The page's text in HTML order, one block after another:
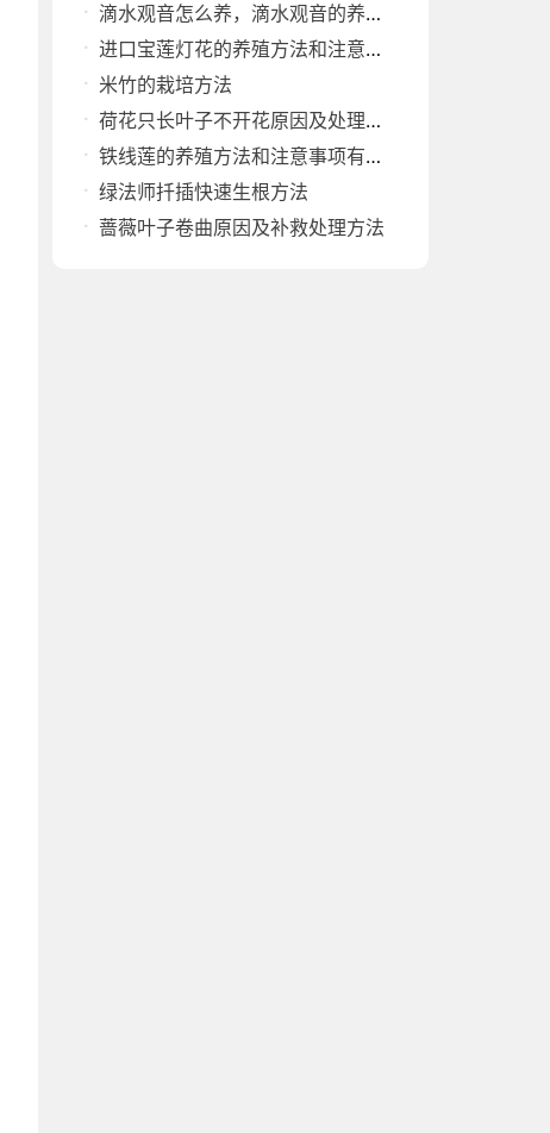
滴水观音怎么养，滴水观音的养殖方法和注意事项
进口宝莲灯花的养殖方法和注意事项
米竹的栽培方法
荷花只长叶子不开花原因及处理方法
铁线莲的养殖方法和注意事项有哪些
绿法师扦插快速生根方法
蔷薇叶子卷曲原因及补救处理方法